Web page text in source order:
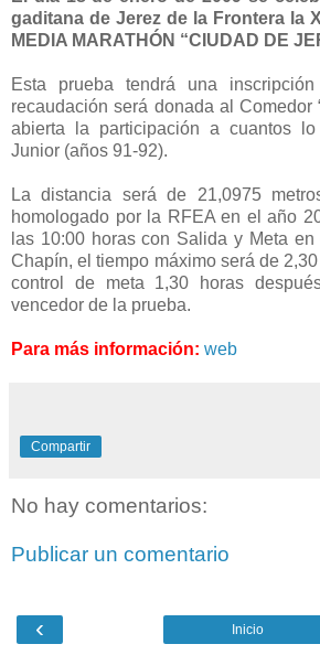
gaditana de Jerez de la Frontera la
MEDIA MARATHÓN “CIUDAD DE
Esta prueba tendrá una
recaudación será donada al Comedor
abierta la participación a cuantos
Junior (años 91-92).
La distancia será de 21,0975
homologado por la RFEA en el año
las 10:00 horas con Salida y Meta en
Chapín, el tiempo máximo será de
control de meta 1,30 horas
vencedor de la prueba.
Para más información: web
Compartir
No hay comentarios:
Publicar un comentario
‹ Inicio